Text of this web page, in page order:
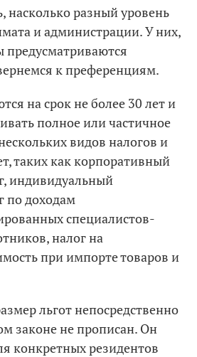
насколько разный уровень
и администрации. У них,
предусматриваются
к преференциям.
на срок не более 30 лет и
полное или частичное
видов налогов и
таких как корпоративный
индивидуальный
по доходам
специалистов-
налог на
при импорте товаров и
льгот непосредственно
законе не прописан. Он
конкретных резидентов